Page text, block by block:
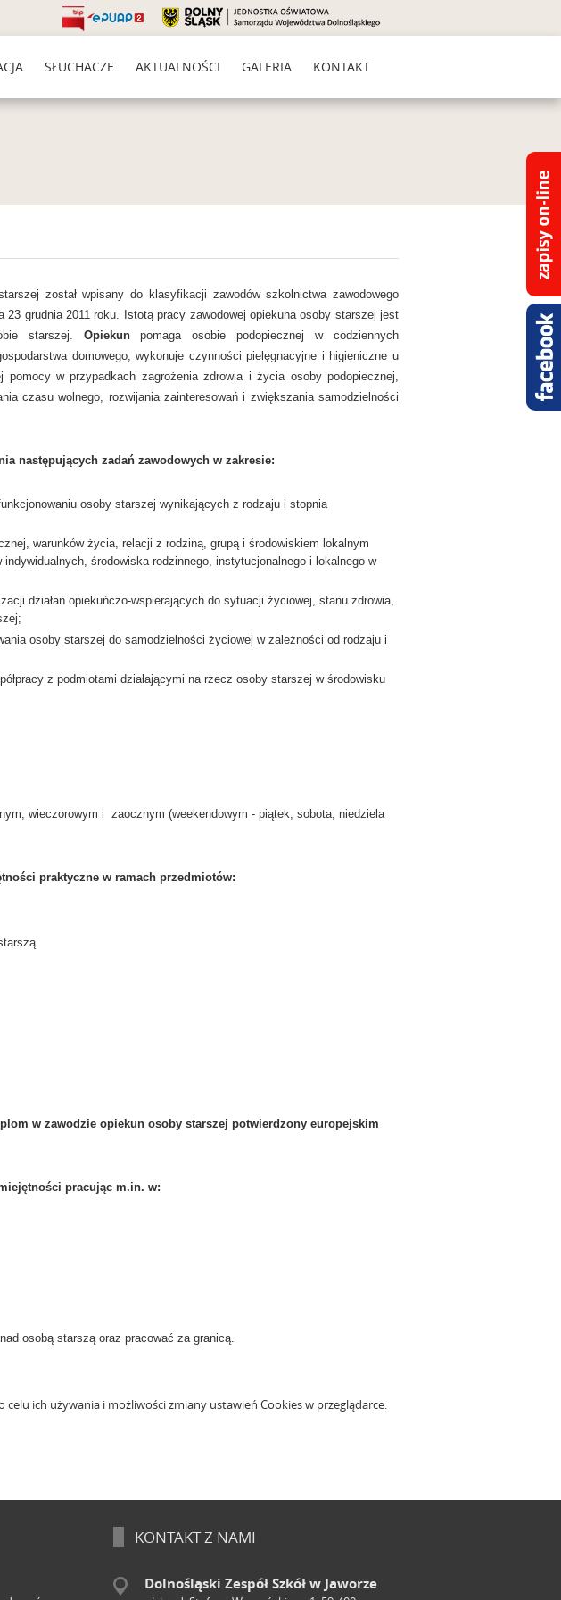
SŁUCHACZE AKTUALNOŚCI GALERIA KONTAKT
został wpisany do klasyfikacji zawodów szkolnictwa zawodowego
23 grudnia 2011 roku. Istotą pracy zawodowej opiekuna osoby starszej jest
starszej. Opiekunpomaga osobie podopiecznej w codziennych
domowego, wykonuje czynności pielęgnacyjne i higieniczne u
w przypadkach zagrożenia zdrowia i życia osoby podopiecznej,
czasu wolnego, rozwijania zainteresowań i zwiększania samodzielności
następujących zadań zawodowych w zakresie:
osoby starszej wynikających z rodzaju i stopnia
warunków życia, relacji z rodziną, grupą i środowiskiem lokalnym
środowiska rodzinnego, instytucjonalnego i lokalnego w
działań opiekuńczo-wspierających do sytuacji życiowej, stanu zdrowia,
osoby starszej do samodzielności życiowej w zależności od rodzaju i
z podmiotami działającymi na rzecz osoby starszej w środowisku
wieczorowym i zaocznym (weekendowym - piątek, sobota, niedziela
praktyczne w ramach przedmiotów:
w zawodzie opiekun osoby starszej potwierdzony europejskim
pracując m.in. w:
osobą starszą oraz pracować za granicą.
celu ich używania i możliwości zmiany ustawień Cookies w przeglądarce.
KONTAKT Z NAMI
Dolnośląski Zespół Szkół w Jaworze